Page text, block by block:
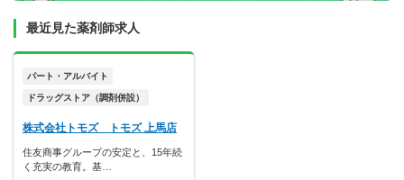
最近見た薬剤師求人
パート・アルバイト
ドラッグストア（調剤併設）
株式会社トモズ トモズ 上馬店
住友商事グループの安定と、15年続
く充実の教育。基…